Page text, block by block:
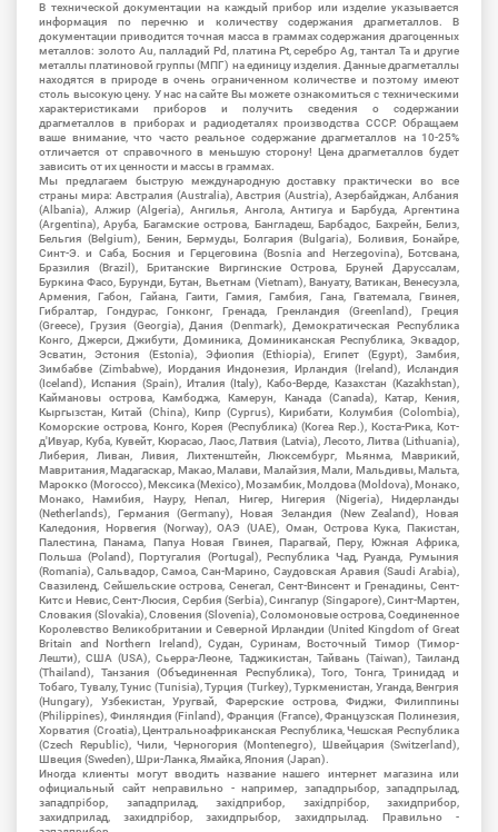
В технической документации на каждый прибор или изделие указывается
информация по перечню и количеству содержания драгметаллов. В
документации приводится точная масса в граммах содержания драгоценных
металлов: золото Au, палладий Pd, платина Pt, серебро Ag, тантал Ta и другие
металлы платиновой группы (МПГ) на единицу изделия. Данные драгметаллы
находятся в природе в очень ограниченном количестве и поэтому имеют
столь высокую цену. У нас на сайте Вы можете ознакомиться с техническими
характеристиками приборов и получить сведения о содержании
драгметаллов в приборах и радиодеталях производства СССР. Обращаем
ваше внимание, что часто реальное содержание драгметаллов на 10-25%
отличается от справочного в меньшую сторону! Цена драгметаллов будет
зависить от их ценности и массы в граммах.
Мы предлагаем быструю международную доставку практически во все
страны мира: Австралия (Australia), Австрия (Austria), Азербайджан, Албания
(Albania), Алжир (Algeria), Ангилья, Ангола, Антигуа и Барбуда, Аргентина
(Argentina), Аруба, Багамские острова, Бангладеш, Барбадос, Бахрейн, Белиз,
Бельгия (Belgium), Бенин, Бермуды, Болгария (Bulgaria), Боливия, Бонайре,
Синт-Э. и Саба, Босния и Герцеговина (Bosnia and Herzegovina), Ботсвана,
Бразилия (Brazil), Британские Виргинские Острова, Бруней Даруссалам,
Буркина Фасо, Бурунди, Бутан, Вьетнам (Vietnam), Вануату, Ватикан, Венесуэла,
Армения, Габон, Гайана, Гаити, Гамия, Гамбия, Гана, Гватемала, Гвинея,
Гибралтар, Гондурас, Гонконг, Гренада, Гренландия (Greenland), Греция
(Greece), Грузия (Georgia), Дания (Denmark), Демократическая Республика
Конго, Джерси, Джибути, Доминика, Доминиканская Республика, Эквадор,
Эсватин, Эстония (Estonia), Эфиопия (Ethiopia), Египет (Egypt), Замбия,
Зимбабве (Zimbabwe), Иордания Индонезия, Ирландия (Ireland), Исландия
(Iceland), Испания (Spain), Италия (Italy), Кабо-Верде, Казахстан (Kazakhstan),
Каймановы острова, Камбоджа, Камерун, Канада (Canada), Катар, Кения,
Кыргызстан, Китай (China), Кипр (Cyprus), Кирибати, Колумбия (Colombia),
Коморские острова, Конго, Корея (Республика) (Korea Rep.), Коста-Рика, Кот-
д'Ивуар, Куба, Кувейт, Кюрасао, Лаос, Латвия (Latvia), Лесото, Литва (Lithuania),
Либерия, Ливан, Ливия, Лихтенштейн, Люксембург, Мьянма, Маврикий,
Мавритания, Мадагаскар, Макао, Малави, Малайзия, Мали, Мальдивы, Мальта,
Марокко (Morocco), Мексика (Mexico), Мозамбик, Молдова (Moldova), Монако,
Монако, Намибия, Науру, Непал, Нигер, Нигерия (Nigeria), Нидерланды
(Netherlands), Германия (Germany), Новая Зеландия (New Zealand), Новая
Каледония, Норвегия (Norway), ОАЭ (UAE), Оман, Острова Кука, Пакистан,
Палестина, Панама, Папуа Новая Гвинея, Парагвай, Перу, Южная Африка,
Польша (Poland), Португалия (Portugal), Республика Чад, Руанда, Румыния
(Romania), Сальвадор, Самоа, Сан-Марино, Саудовская Аравия (Saudi Arabia),
Свазиленд, Сейшельские острова, Сенегал, Сент-Винсент и Гренадины, Сент-
Китс и Невис, Сент-Люсия, Сербия (Serbia), Сингапур (Singapore), Синт-Мартен,
Словакия (Slovakia), Словения (Slovenia), Соломоновые острова, Соединенное
Королевство Великобритании и Северной Ирландии (United Kingdom of Great
Britain and Northern Ireland), Судан, Суринам, Восточный Тимор (Тимор-
Лешти), США (USA), Сьерра-Леоне, Таджикистан, Тайвань (Taiwan), Таиланд
(Thailand), Танзания (Объединенная Республика), Того, Тонга, Тринидад и
Тобаго, Тувалу, Тунис (Tunisia), Турция (Turkey), Туркменистан, Уганда, Венгрия
(Hungary), Узбекистан, Уругвай, Фарерские острова, Фиджи, Филиппины
(Philippines), Финляндия (Finland), Франция (France), Французская Полинезия,
Хорватия (Croatia), Центральноафриканская Республика, Чешская Республика
(Czech Republic), Чили, Черногория (Montenegro), Швейцария (Switzerland),
Швеция (Sweden), Шри-Ланка, Ямайка, Япония (Japan).
Иногда клиенты могут вводить название нашего интернет магазина или
официальный сайт неправильно - например, западпрыбор, западпрылад,
западпрібор, западприлад, західприбор, західпрібор, захидприбор,
захидприлад, захидпрібор, захидпрыбор, захидпрылад. Правильно -